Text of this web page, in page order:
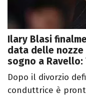
Ilary Blasi
data delle
sogno a
Dopo il divorzio
conduttrice è